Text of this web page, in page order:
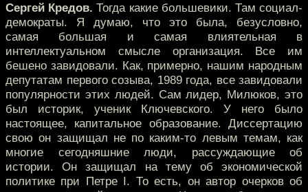
Сергей Кредов. Тогда какие большевики. Там социал-
демократы. Я думаю, что это была, безусловно,
самая большая и самая влиятельная в
интеллектуальном смысле организация. Все им
бешено завидовали. Как, примерно, нашим народным
депутатам первого созыва, 1989 года, все завидовали
популярности этих людей. Сам лидер, Милюков, это
был историк, ученик Ключевского. У него было
настоящее, капитальное образование. Диссертацию
свою он защищал не по каким-то левым темам, как
многие сегодняшние люди, рассуждающие об
истории. Он защищал на тему об экономической
политике при Петре I. То есть, он автор очерков об